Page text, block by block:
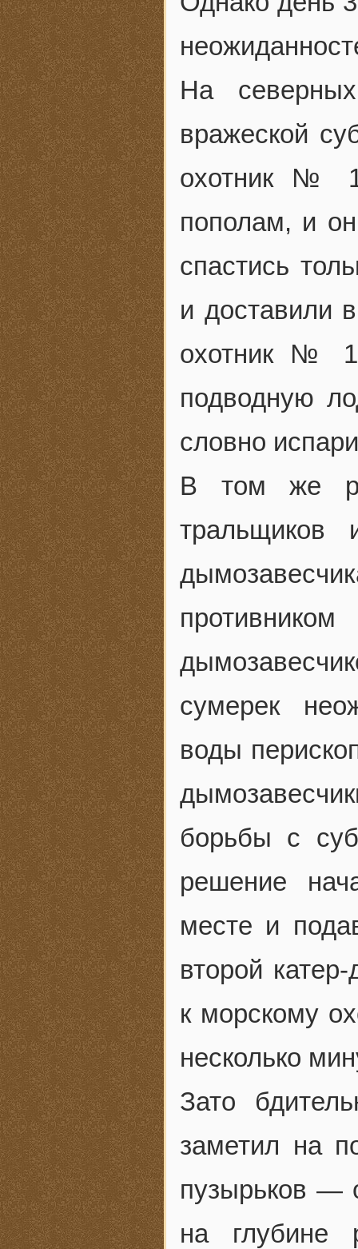
На
вражеской
охотник №
пополам, и
спастись
и доставили
охотник №
подводную
словно
В том же
сумерек
воды
борьбы с
решение
месте и
второй
к морскому
несколько
Зато
заметил на
пузырьков —
на глубине